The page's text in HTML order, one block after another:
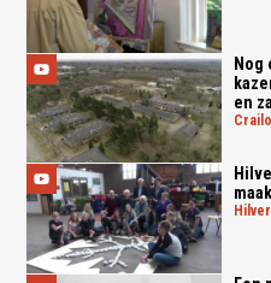
Nog
en
crailo